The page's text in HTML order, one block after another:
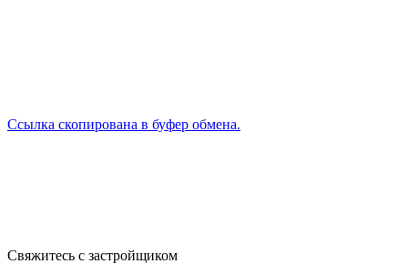
Ссылка скопирована в буфер обмена.
Свяжитесь с застройщиком